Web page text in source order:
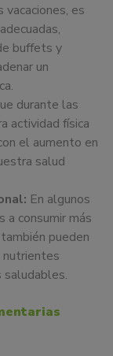
vacaciones, es
buffets y
un
durante las
actividad física
el aumento en
salud
En algunos
a consumir más
pueden
nutrientes
saludables.